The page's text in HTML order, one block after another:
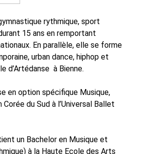
rythmique, sport
15 ans en remportant
En parallèle, elle se forme
urban dance, hiphop et
d’Artédanse à Bienne.
en option spécifique Musique,
du Sud à l’Universal Ballet
un Bachelor en Musique et
à la Haute Ecole des Arts